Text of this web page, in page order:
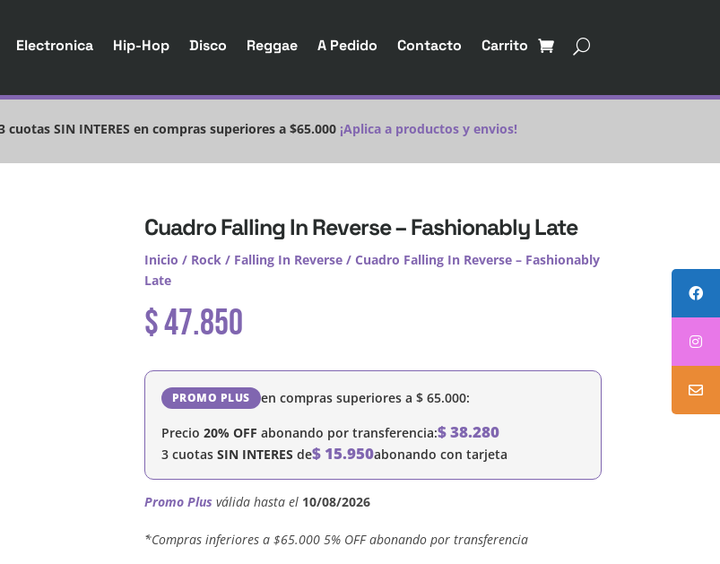
Electronica Hip-Hop Disco Reggae A Pedido Contacto Carrito
SIN INTERES en compras superiores a $65.000 ¡Aplica a productos y envios!
Cuadro Falling In Reverse – Fashionably Late
Inicio / Rock/ Falling In Reverse/ Cuadro Falling In Reverse – Fashionably
Late
$47.850
PROMO PLUS en compras superiores a $65.000:
Precio 20% OFF abonando por transferencia:$38.280
3 cuotas SIN INTERES de$15.950abonando con tarjeta
Promo Plus válida hasta el 10/08/2026
´*Compras inferiores a $65.000 5% OFF abonando por transferencia